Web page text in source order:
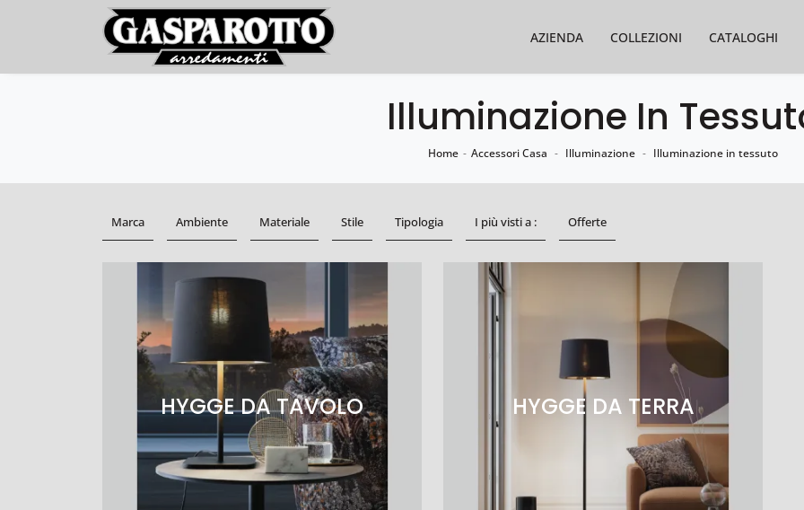
AZIENDA COLLEZIONI CATALOGHI
Illuminazione In
Home - Accessori Casa - Illuminazione - Illuminazione in tessuto
Marca Ambiente Materiale Stile Tipologia I più visti a : Offerte
HYGGE DA TAVOLO HYGGE DA TERRA